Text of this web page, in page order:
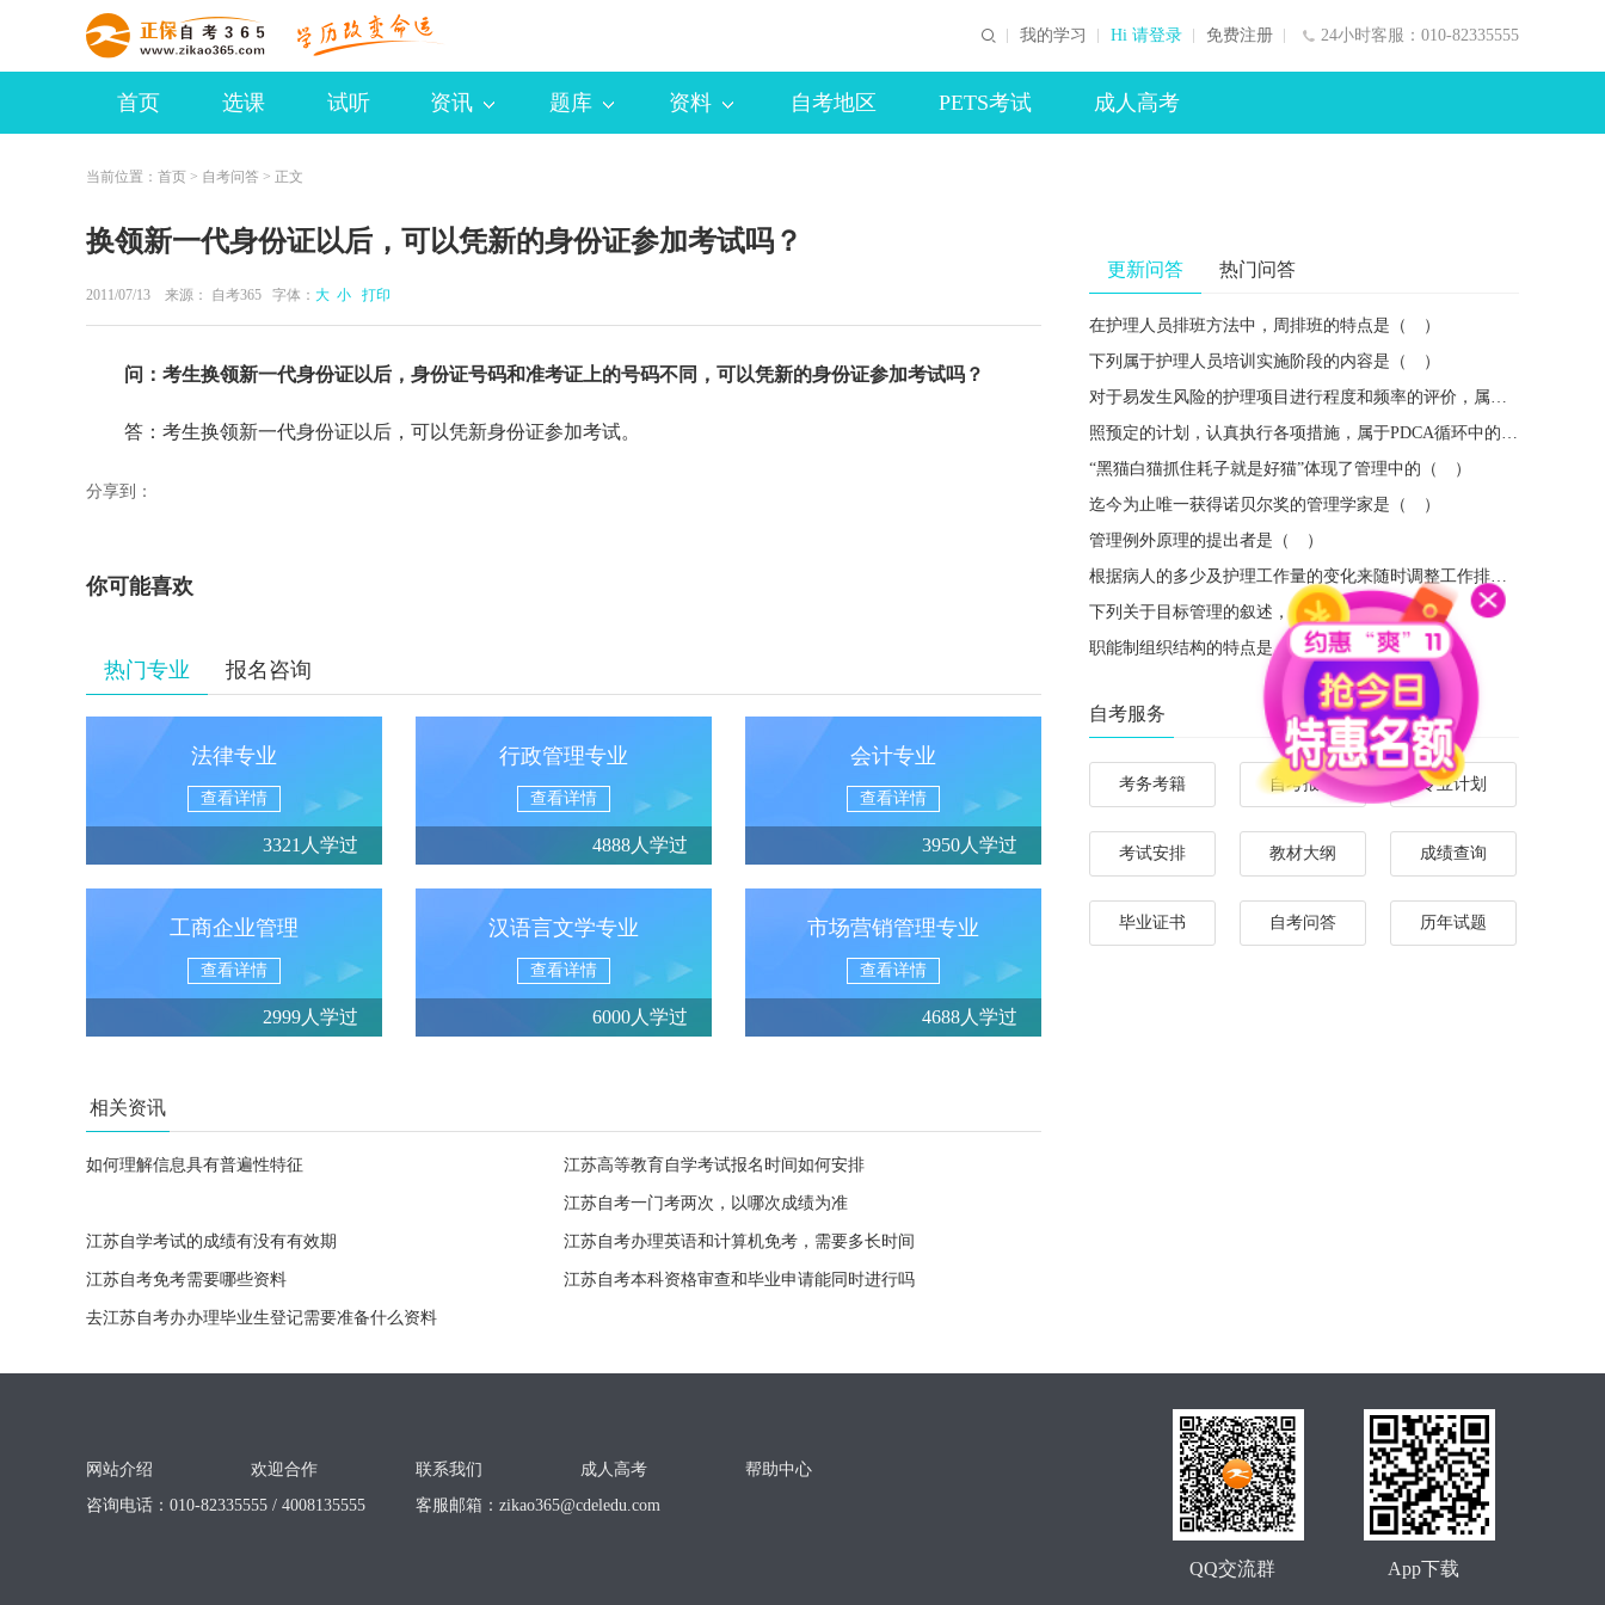
24小时客服：010-82335555
我的学习 Hi 请登录 免费注册
首页 选课 试听 资讯 题库 资料 自考地区 PETS考试 成人高考
当前位置： 首页 > 自考问答 > 正文
换领新一代身份证以后，可以凭新的身份证参加考试吗？
2011/07/13 来源： 自考365 字体： 大 小 打印
问：考生换领新一代身份证以后，身份证号码和准考证上的号码不同，可以凭新的身份证参加考试吗？
答：考生换领新一代身份证以后，可以凭新身份证参加考试。
分享到：
你可能喜欢
热门专业 报名咨询
法律专业
查看详情
3321人学过
行政管理专业
查看详情
4888人学过
会计专业
查看详情
3950人学过
工商企业管理
查看详情
2999人学过
汉语言文学专业
查看详情
6000人学过
市场营销管理专业
查看详情
4688人学过
相关资讯
如何理解信息具有普遍性特征 江苏高等教育自学考试报名时间如何安排
江苏自考一门考两次，以哪次成绩为准
江苏自学考试的成绩有没有有效期 江苏自考办理英语和计算机免考，需要多长时间
江苏自考免考需要哪些资料 江苏自考本科资格审查和毕业申请能同时进行吗
去江苏自考办办理毕业生登记需要准备什么资料
更新问答 热门问答
在护理人员排班方法中，周排班的特点是（ ）
下列属于护理人员培训实施阶段的内容是（ ）
对于易发生风险的护理项目进行程度和频率的评价，属于风险管理的（ ）
照预定的计划，认真执行各项措施，属于PDCA循环中的（ ）
“黑猫白猫抓住耗子就是好猫”体现了管理中的（ ）
迄今为止唯一获得诺贝尔奖的管理学家是（ ）
管理例外原理的提出者是（ ）
根据病人的多少及护理工作量的变化来随时调整工作排班，体现了管理中的（ ）
下列关于目标管理的叙述，错误的是（ ）
职能制组织结构的特点是（ ）
自考服务
考务考籍 自考报名 专业计划
考试安排 教材大纲 成绩查询
毕业证书 自考问答 历年试题
网站介绍 欢迎合作 联系我们 成人高考
帮助中心
咨询电话：010-82335555 / 4008135555
客服邮箱： zikao365@cdeledu.com
App下载
QQ交流群